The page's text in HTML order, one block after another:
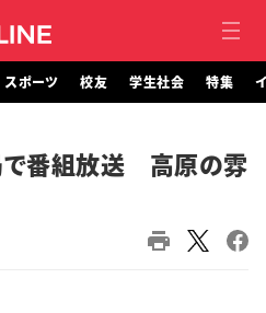
スポーツ 校友 学生社会 特集
番組放送 高原の雰